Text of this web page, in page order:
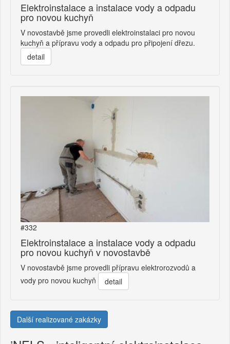
Elektroinstalace a instalace vody a odpadu
pro novou kuchyň
V novostavbě jsme provedli elektroinstalaci pro novou
kuchyň a přípravu vody a odpadu pro připojení dřezu.
detail
#332
Elektroinstalace a instalace vody a odpadu
pro novou kuchyň v novostavbě
V novostavbě jsme provedli přípravu elektrorozvodů a
vody pro novou kuchyň
detail
Další realizované zakázky